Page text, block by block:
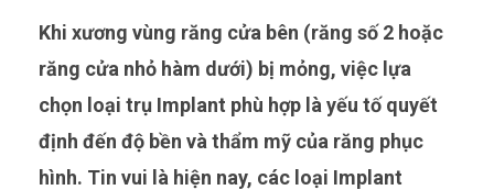
Khi xương vùng răng cửa bên (răng số 2 hoặc
răng cửa nhỏ hàm dưới) bị mỏng, việc lựa
chọn loại trụ Implant phù hợp là yếu tố quyết
định đến độ bền và thẩm mỹ của răng phục
hình. Tin vui là hiện nay, các loại Implant